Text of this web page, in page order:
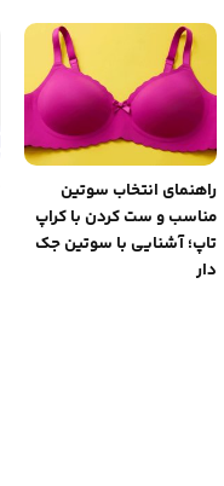
راهنمای انتخاب سوتین
مناسب و ست کردن با کراپ
تاپ؛ آشنایی با سوتین جک
دار